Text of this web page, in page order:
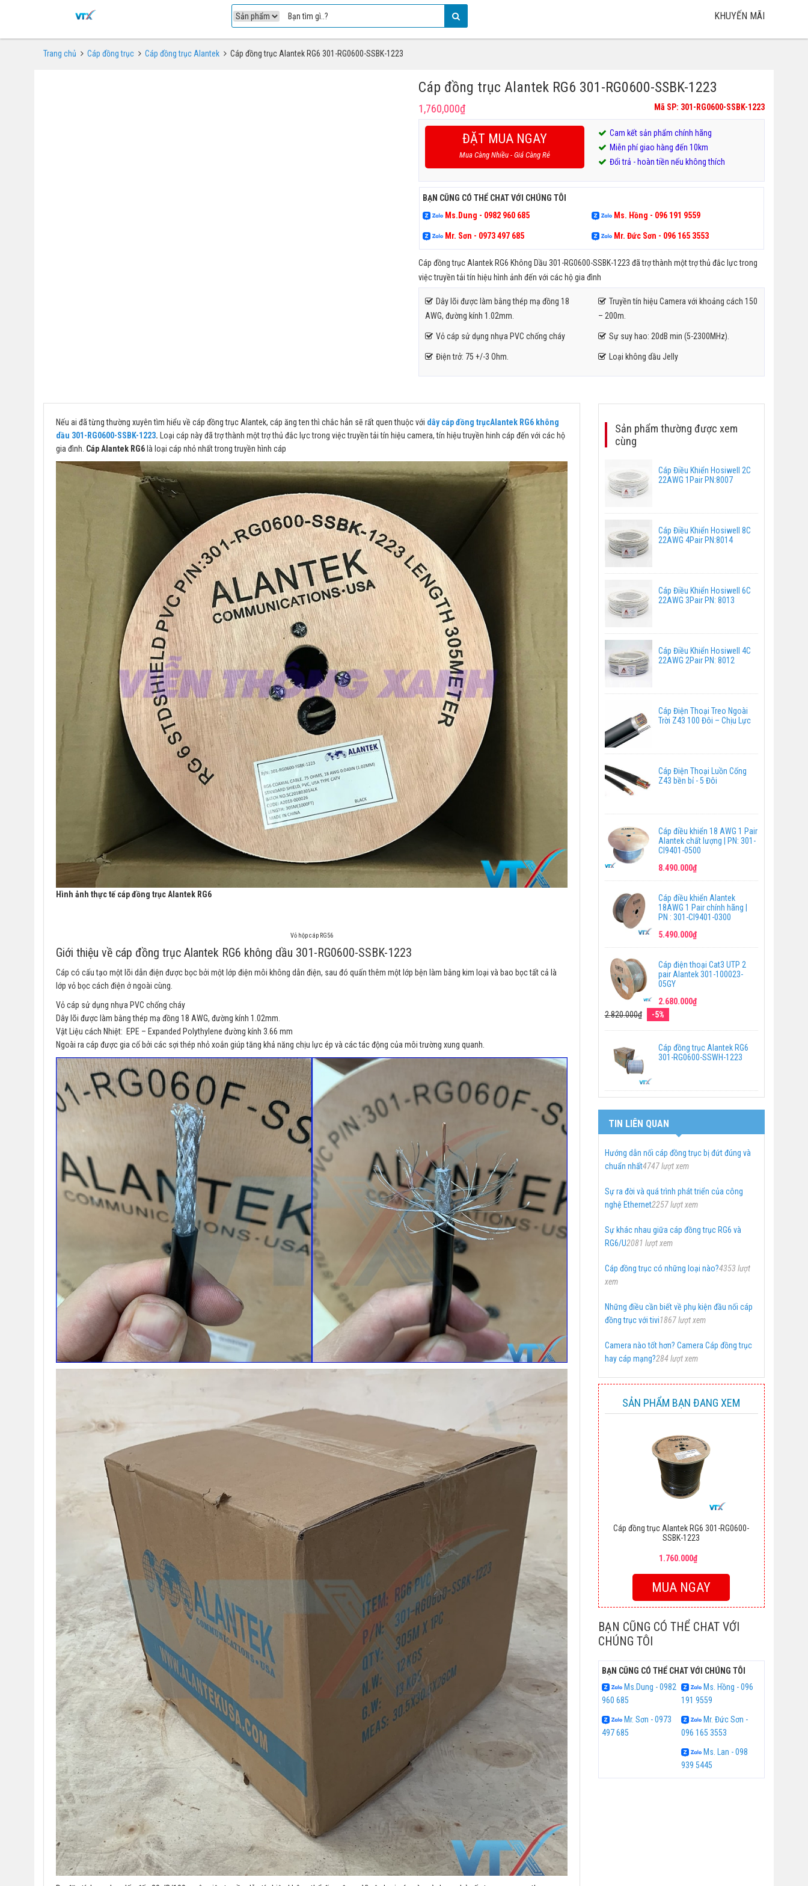
KHUYẾN MÃI
Trang chủ Cáp đồng trục Cáp đồng trục Alantek Cáp đồng trục Alantek RG6 301-RG0600-SSBK-1223
Cáp đồng trục Alantek RG6 301-RG0600-SSBK-1223
1,760,000₫ Mã SP: 301-RG0600-SSBK-1223
ĐẶT MUA NGAY
Mua Càng Nhiều - Giá Càng Rẻ
Cam kết sản phẩm chính hãng
Miễn phí giao hàng đến 10km
Đổi trả - hoàn tiền nếu không thích
BẠN CŨNG CÓ THỂ CHAT VỚI CHÚNG TÔI
Ms.Dung - 0982 960 685
Ms. Hồng - 096 191 9559
Mr. Sơn - 0973 497 685 Mr. Đức Sơn - 096 165 3553
Cáp đồng trục Alantek RG6 Không Dầu 301-RG0600-SSBK-1223 đã trợ thành một trợ thủ đắc lực trong
việc truyền tải tín hiệu hình ảnh đến với các hộ gia đình
Dây lõi được làm bằng thép mạ đồng 18
AWG, đường kính 1.02mm.
Truyền tín hiệu Camera với khoảng cách 150
– 200m.
Vỏ cáp sử dụng nhựa PVC chống cháy Sự suy hao: 20dB min (5-2300MHz).
Điện trở: 75 +/-3 Ohm. Loại không dầu Jelly
Nếu ai đã từng thường xuyên tìm hiểu về cáp đồng trục Alantek, cáp ăng ten thì chắc hẳn sẽ rất quen thuộc với dây cáp đồng trụcAlantek RG6 không
dầu 301-RG0600-SSBK-1223.
Loại cáp này đã trợ thành một trợ thủ đắc lực trong việc truyền tải tín hiệu camera, tín hiệu truyền hinh cáp đến với các hộ
gia đình. Cáp Alantek RG6 là loại cáp nhỏ nhất trong truyền hình cáp
Hình ảnh thực tế cáp đồng trục Alantek RG6
Vỏ hộp cáp RG56
Giới thiệu về cáp đồng trục Alantek RG6 không dầu 301-RG0600-SSBK-1223
Cáp có cấu tạo một lõi dẫn điện được bọc bởi một lớp điện môi không dẫn điện, sau đó quấn thêm một lớp bện làm bằng kim loại và bao bọc tất cả là
lớp vỏ bọc cách điện ở ngoài cùng.
Vỏ cáp sử dụng nhựa PVC chống cháy
Dây lõi được làm bằng thép mạ đồng 18 AWG, đường kính 1.02mm.
Vật Liệu cách Nhiệt: EPE – Expanded Polythylene đường kính 3.66 mm
Ngoài ra cáp được gia cố bởi các sợi thép nhỏ xoắn giúp tăng khả năng chịu lực ép và các tác động của môi trường xung quanh.
Sản phẩm thường được xem
cùng
Cáp Điều Khiển Hosiwell 2C
22AWG 1Pair PN:8007
Cáp Điều Khiển Hosiwell 8C
22AWG 4Pair PN:8014
Cáp Điều Khiển Hosiwell 6C
22AWG 3Pair PN: 8013
Cáp Điều Khiển Hosiwell 4C
22AWG 2Pair PN: 8012
Cáp Điện Thoại Treo Ngoài
Trời Z43 100 Đôi – Chịu Lực
Cáp Điện Thoại Luồn Cống
Z43 bền bỉ - 5 Đôi
Cáp điều khiển 18 AWG 1 Pair
Alantek chất lượng | PN: 301-
CI9401-0500
8.490.000₫
Cáp điều khiển Alantek
18AWG 1 Pair chính hãng |
PN : 301-CI9401-0300
5.490.000₫
Cáp điện thoại Cat3 UTP 2
pair Alantek 301-100023-
05GY
2.680.000₫
2.820.000₫
-5%
Cáp đồng trục Alantek RG6
301-RG0600-SSWH-1223
TIN LIÊN QUAN
Hướng dẫn nối cáp đồng trục bị đứt đúng và
chuẩn nhất4747 lượt xem
Sự ra đời và quá trình phát triển của công
nghệ Ethernet2257 lượt xem
Sự khác nhau giữa cáp đồng trục RG6 và
RG6/U2081 lượt xem
Cáp đồng trục có những loại nào?4353 lượt
xem
Những điều cần biết về phụ kiện đầu nối cáp
đồng trục với tivi1867 lượt xem
Camera nào tốt hơn? Camera Cáp đồng trục
hay cáp mạng?284 lượt xem
SẢN PHẨM BẠN ĐANG XEM
Cáp đồng trục Alantek RG6 301-RG0600-
SSBK-1223
1.760.000₫
MUA NGAY
BẠN CŨNG CÓ THỂ CHAT VỚI
CHÚNG TÔI
BẠN CŨNG CÓ THỂ CHAT VỚI CHÚNG TÔI
Ms.Dung - 0982
960 685
Ms. Hồng - 096
191 9559
Mr. Sơn - 0973
497 685
Mr. Đức Sơn -
096 165 3553
Ms. Lan - 098
939 5445